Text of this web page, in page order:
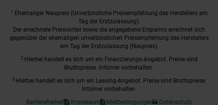
1
Ehemaliger Neupreis (Unverbindliche Preisempfehlung des Herstellers am
Tag der Erstzulassung).
Der errechnete Preisvorteil sowie die angegebene Ersparnis errechnet sich
gegenüber der ehemaligen unverbindlichen Preisempfehlung des Herstellers
am Tag der Erstzulassung (Neupreis).
2 Hierbei handelt es sich um ein Finanzierungs-Angebot. Preise sind
Bruttopreise. Irrtümer vorbehalten.
3 Hierbei handelt es sich um ein Leasing-Angebot. Preise sind Bruttopreise.
Irrtümer vorbehalten.
Barrierefreiheit
Impressum Mietbedingungen Datenschutz